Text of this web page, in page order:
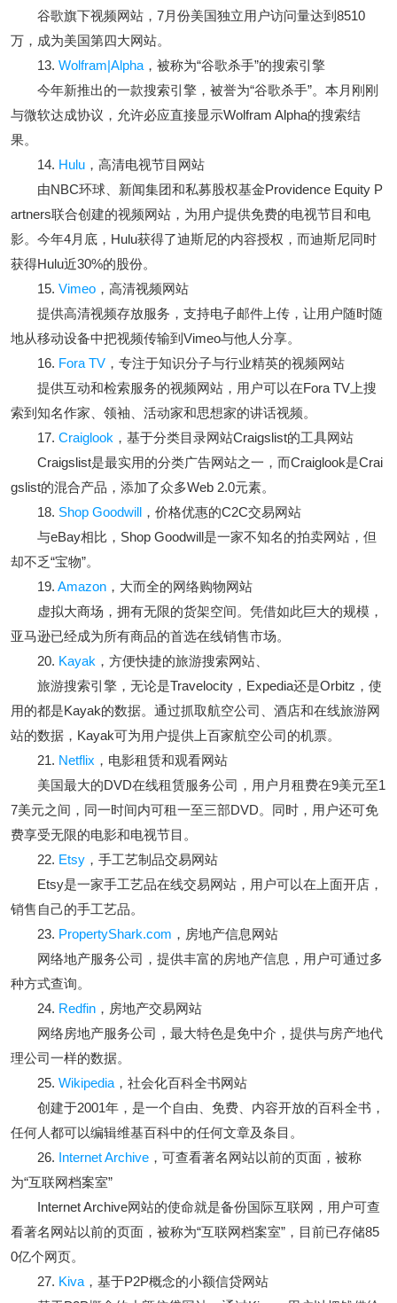
谷歌旗下视频网站，7月份美国独立用户访问量达到8510
万，成为美国第四大网站。
13.Wolfram|Alpha ，被称为“谷歌杀手”的搜索引擎
今年新推出的一款搜索引擎，被誉为“谷歌杀手”。本月刚刚
与微软达成协议，允许必应直接显示Wolfram Alpha的搜索结
果。
14. Hulu ，高清电视节目网站
由NBC环球、新闻集团和私募股权基金Providence Equity P
artners联合创建的视频网站，为用户提供免费的电视节目和电
影。今年4月底，Hulu获得了迪斯尼的内容授权，而迪斯尼同时
获得Hulu近30%的股份。
15.Vimeo ，高清视频网站
提供高清视频存放服务，支持电子邮件上传，让用户随时随
地从移动设备中把视频传输到Vimeo与他人分享。
16. Fora TV ，专注于知识分子与行业精英的视频网站
提供互动和检索服务的视频网站，用户可以在Fora TV上搜
索到知名作家、领袖、活动家和思想家的讲话视频。
17.Craiglook ，基于分类目录网站Craigslist的工具网站
Craigslist是最实用的分类广告网站之一，而Craiglook是Crai
gslist的混合产品，添加了众多Web 2.0元素。
18. Shop Goodwill ，价格优惠的C2C交易网站
与eBay相比，Shop Goodwill是一家不知名的拍卖网站，但
却不乏“宝物”。
19.Amazon ，大而全的网络购物网站
虚拟大商场，拥有无限的货架空间。凭借如此巨大的规模，
亚马逊已经成为所有商品的首选在线销售市场。
20. Kayak ，方便快捷的旅游搜索网站、
旅游搜索引擎，无论是Travelocity，Expedia还是Orbitz，使
用的都是Kayak的数据。通过抓取航空公司、酒店和在线旅游网
站的数据，Kayak可为用户提供上百家航空公司的机票。
21. Netflix ，电影租赁和观看网站
美国最大的DVD在线租赁服务公司，用户月租费在9美元至1
7美元之间，同一时间内可租一至三部DVD。同时，用户还可免
费享受无限的电影和电视节目。
22. Etsy ，手工艺制品交易网站
Etsy是一家手工艺品在线交易网站，用户可以在上面开店，
销售自己的手工艺品。
23. PropertyShark.com ，房地产信息网站
网络地产服务公司，提供丰富的房地产信息，用户可通过多
种方式查询。
24. Redfin ，房地产交易网站
网络房地产服务公司，最大特色是免中介，提供与房产地代
理公司一样的数据。
25.Wikipedia ，社会化百科全书网站
创建于2001年，是一个自由、免费、内容开放的百科全书，
任何人都可以编辑维基百科中的任何文章及条目。
26. Internet Archive ，可查看著名网站以前的页面，被称
为“互联网档案室”
Internet Archive网站的使命就是备份国际互联网，用户可查
看著名网站以前的页面，被称为“互联网档案室”，目前已存储85
0亿个网页。
27. Kiva ，基于P2P概念的小额信贷网站